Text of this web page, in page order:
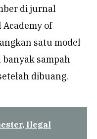
di jurnal
of
satu model
sampah
dibuang.
Ilegal